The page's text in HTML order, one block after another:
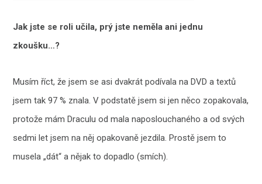
Jak jste se roli učila, prý jste neměla ani jednu
zkoušku…?
Musím říct, že jsem se asi dvakrát podívala na DVD a textů
jsem tak 97 % znala. V podstatě jsem si jen něco zopakovala,
protože mám Draculu od mala naposlouchaného a od svých
sedmi let jsem na něj opakovaně jezdila. Prostě jsem to
musela „dát“ a nějak to dopadlo (smích).